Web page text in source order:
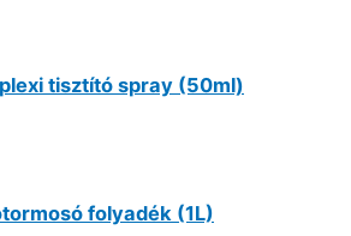
tisztító spray (50ml)
folyadék (1L)